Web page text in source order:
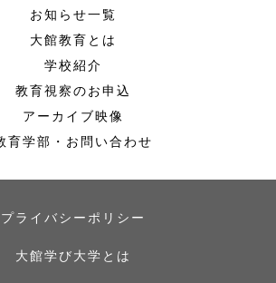
お知らせ一覧
大館教育とは
学校紹介
教育視察のお申込
アーカイブ映像
育学部・お問い合わせ
プライバシーポリシー
大館学び大学とは